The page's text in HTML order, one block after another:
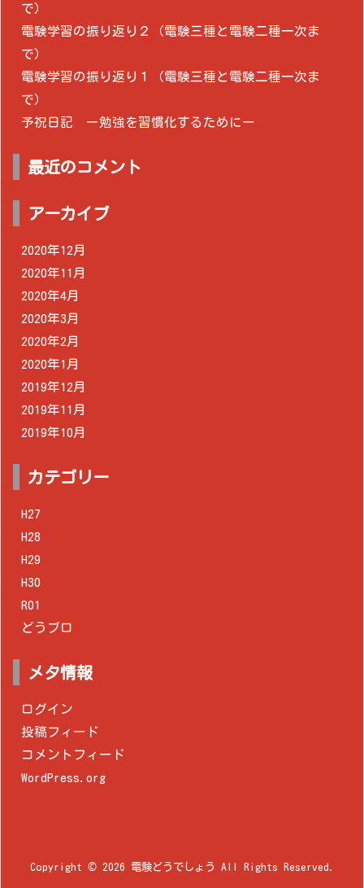
で）
電験学習の振り返り２（電験三種と電験二種一次ま
で）
電験学習の振り返り１（電験三種と電験二種一次ま
で）
予祝日記 ー勉強を習慣化するためにー
最近のコメント
アーカイブ
2020年12月
2020年11月
2020年4月
2020年3月
2020年2月
2020年1月
2019年12月
2019年11月
2019年10月
カテゴリー
H27
H28
H29
H30
R01
どうブロ
メタ情報
ログイン
投稿フィード
コメントフィード
WordPress.org
Copyright © 2026 電験どうでしょう All Rights Reserved.